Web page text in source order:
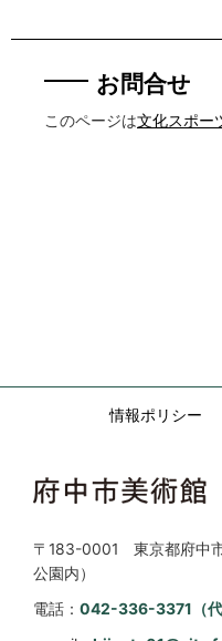
お問合せ
このページは文化スポ
情報ポリシー
〒183-0001 東京都府中
公園内）
電話： 042-336-3371（代